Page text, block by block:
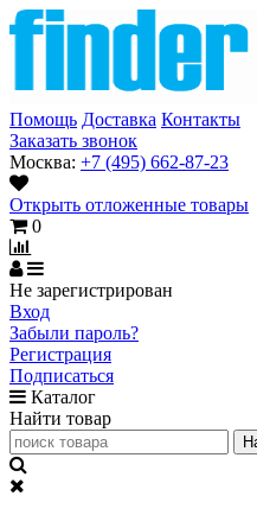
Помощь Доставка Контакты
Заказать звонок
Москва: +7 (495) 662-87-23
Открыть отложенные товары
0
Не зарегистрирован
Вход
Забыли пароль?
Регистрация
Подписаться
Каталог
Найти товар